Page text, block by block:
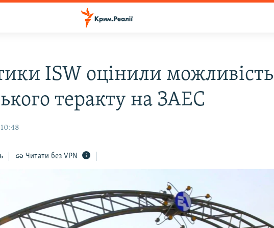
ISW оцінили можливість
теракту на ЗАЕС
Читати без VPN